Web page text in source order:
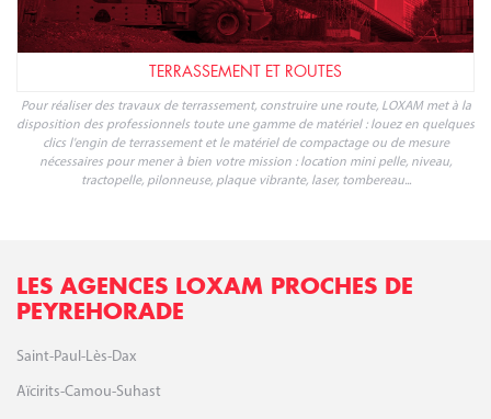
TERRASSEMENT ET ROUTES
Pour réaliser des travaux de terrassement, construire une route, LOXAM met à la
disposition des professionnels toute une gamme de matériel : louez en quelques
clics l'engin de terrassement et le matériel de compactage ou de mesure
nécessaires pour mener à bien votre mission : location mini pelle, niveau,
tractopelle, pilonneuse, plaque vibrante, laser, tombereau...
LES AGENCES LOXAM PROCHES DE
PEYREHORADE
Saint-Paul-Lès-Dax
Aïcirits-Camou-Suhast